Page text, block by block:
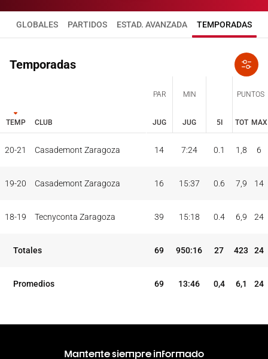
GLOBALES PARTIDOS ESTAD. AVANZADA TEMPORADAS
Temporadas
TEMP CLUB
PAR MIN
5I
PUNTOS
JUG JUG TOT MAX
TEMP CLUB
PAR MIN
5I
PUNTOS
20-21 Casademont Zaragoza 14 7:24 0.1 1,8 6
19-20 Casademont Zaragoza 16 15:37 0.6 7,9 14
18-19 Tecnyconta Zaragoza 39 15:18 0.4 6,9 24
Totales 69 950:16 27 423 24
Promedios 69 13:46 0,4 6,1 24
Mantente siempre informado